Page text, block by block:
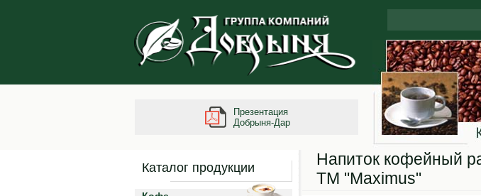
Презентация
Добрыня-Дар
Каталог продукции
Напиток кофейный
ТМ "Maximus"